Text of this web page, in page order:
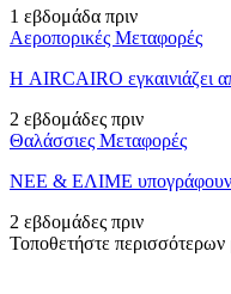
1 εβδομάδα πριν
Αεροπορικές Μεταφορές
Η AIRCAIRO εγκαινιάζει
2 εβδομάδες πριν
Θαλάσσιες Μεταφορές
ΝΕΕ & ΕΛΙΜΕ υπογράφουν
2 εβδομάδες πριν
Τοποθετήστε